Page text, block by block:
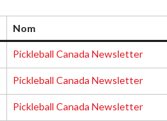
Nom
Pickleball Canada Newsletter
Pickleball Canada Newsletter
Pickleball Canada Newsletter